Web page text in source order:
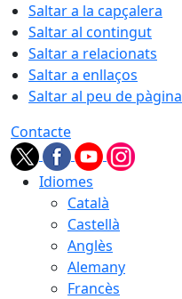
Saltar a la capçalera
Saltar al contingut
Saltar a relacionats
Saltar a enllaços
Saltar al peu de pàgina
Contacte
Idiomes
Català
Castellà
Anglès
Alemany
Francès